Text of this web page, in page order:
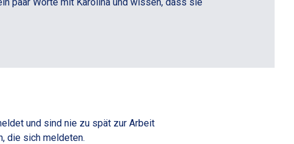
und sind nie zu spät zur Arbeit
die sich meldeten.